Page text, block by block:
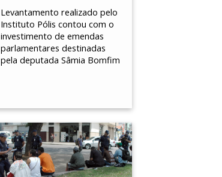
Levantamento realizado pelo
Instituto Pólis contou com o
investimento de emendas
parlamentares destinadas
pela deputada Sâmia Bomfim